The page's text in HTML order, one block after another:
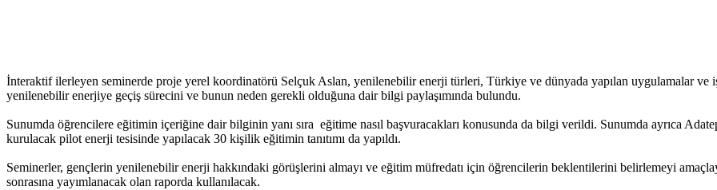
İnteraktif ilerleyen seminerde proje yerel koordinatörü Selçuk Aslan, yenilenebilir enerji türleri, Türkiye ve dünyada yapılan uygulamalar ve
yenilenebilir enerjiye geçiş sürecini ve bunun neden gerekli olduğuna dair bilgi paylaşımında bulundu.
Sunumda öğrencilere eğitimin içeriğine dair bilginin yanı sıra eğitime nasıl başvuracakları konusunda da bilgi verildi. Sunumda ayrıca
kurulacak pilot enerji tesisinde yapılacak 30 kişilik eğitimin tanıtımı da yapıldı.
Seminerler, gençlerin yenilenebilir enerji hakkındaki görüşlerini almayı ve eğitim müfredatı için öğrencilerin beklentilerini belirlemeyi
sonrasına yayımlanacak olan raporda kullanılacak.